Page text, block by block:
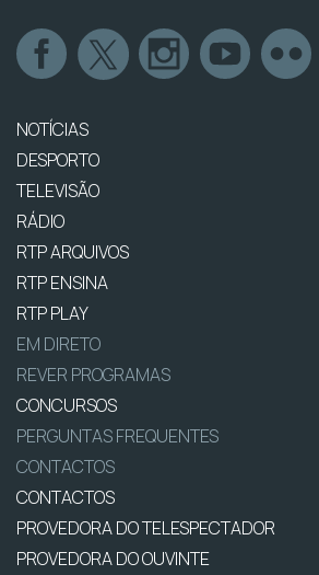
NOTÍCIAS
DESPORTO
TELEVISÃO
RÁDIO
RTP ARQUIVOS
RTP ENSINA
RTP PLAY
EM DIRETO
REVER PROGRAMAS
CONCURSOS
PERGUNTAS FREQUENTES
CONTACTOS
CONTACTOS
PROVEDORA DO TELESPECTADOR
PROVEDORA DO OUVINTE